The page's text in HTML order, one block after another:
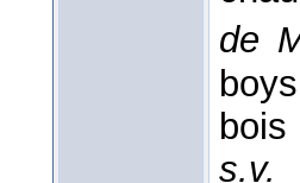
de
bois
s.v.